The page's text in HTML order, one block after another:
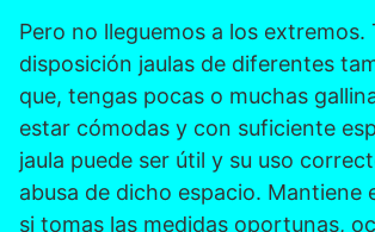
Pero no lleguemos a los extremos.
disposición jaulas de diferentes
que, tengas pocas o muchas
estar cómodas y con suficiente
jaula puede ser útil y su uso
abusa de dicho espacio. Mantiene
si tomas las medidas oportunas,